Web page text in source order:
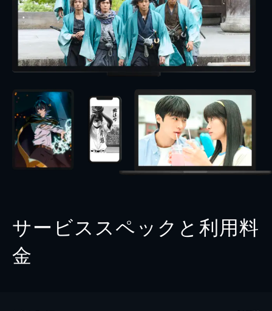
サービススペックと利用料
金